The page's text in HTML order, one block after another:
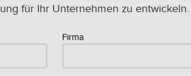
für Ihr Unternehmen zu entwickeln.
Firma